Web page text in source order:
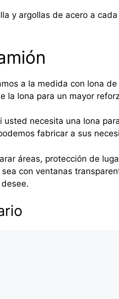
y argollas de acero a
a la medida con lona
la lona para un mayor
usted necesita una lona
fabricar a sus
áreas, protección de
con ventanas